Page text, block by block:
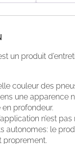
un produit
couleur des
une apparence
profondeur.
n’est
autonomes: le
proprement.